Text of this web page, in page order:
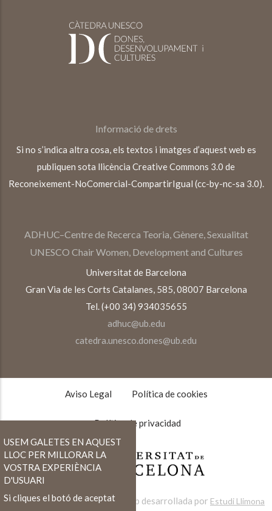
Informació de drets
Si no s’indica altra cosa, els textos i imatges d’aquest web es
publiquen sota llicència Creative Commons 3.0 de
Reconeixement-NoComercial-CompartirIgual (cc-by-nc-sa 3.0).
ADHUC–Centre de Recerca Teoria, Gènere, Sexualitat
UNESCO Chair Women, Development and Cultures
Universitat de Barcelona
Gran Via de les Corts Catalanes, 585, 08007 Barcelona
Tel. (+00 34) 934035655
adhuc@ub.edu
catedra.unesco.dones@ub.edu
TEXTOS
Aviso Legal Política de cookies
Política de privacidad
Web desarrollada por Estudi Llimona
USEM GALETES EN AQUEST
LLOC PER MILLORAR LA
VOSTRA EXPERIÈNCIA
D'USUARI
Si cliques el botó de aceptat